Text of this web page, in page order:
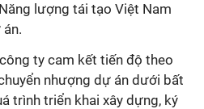
lượng tái tạo Việt Nam
ty cam kết tiến độ theo
nhượng dự án dưới bất
trình triển khai xây dựng, ký